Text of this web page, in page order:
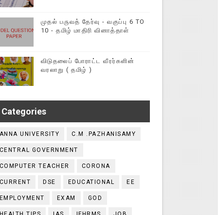
முதல் பருவத் தேர்வு - வகுப்பு 6 TO
10 - தமிழ் மாதிரி வினாத்தாள்
விடுதலைப் போராட்ட வீரர்களின்
வரலாறு ( தமிழ் )
Categories
ANNA UNIVERSITY C.M .PAZHANISAMY
CENTRAL GOVERNMENT
COMPUTER TEACHER CORONA
CURRENT DSE EDUCATIONAL EE
EMPLOYMENT EXAM GOD